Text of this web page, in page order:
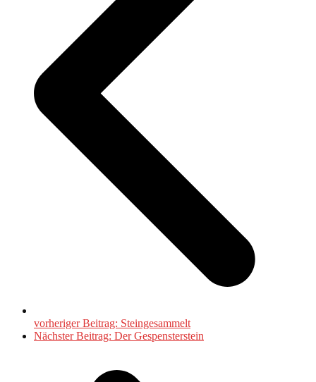
vorheriger Beitrag: Steingesammelt
Nächster Beitrag: Der Gespensterstein